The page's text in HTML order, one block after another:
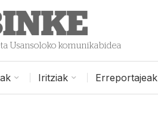
Usansoloko komunikabidea
Iritziak Erreportajeak